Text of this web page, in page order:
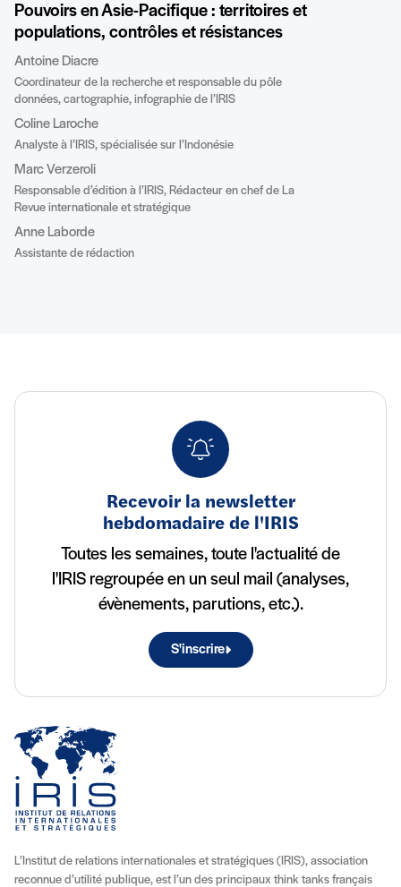
Pouvoirs en Asie-Pacifique : territoires et
populations, contrôles et résistances
Antoine Diacre
Coordinateur de la recherche et responsable du pôle
données, cartographie, infographie de l’IRIS
Coline Laroche
Analyste à l’IRIS, spécialisée sur l’Indonésie
Marc Verzeroli
Responsable d’édition à l’IRIS, Rédacteur en chef de La
Revue internationale et stratégique
Anne Laborde
Assistante de rédaction
Recevoir la newsletter
hebdomadaire de l'IRIS
Toutes les semaines, toute l'actualité de
l'IRIS regroupée en un seul mail (analyses,
évènements, parutions, etc.).
S'inscrire
L’Institut de relations internationales et stratégiques (IRIS), association
reconnue d’utilité publique, est l’un des principaux think tanks français